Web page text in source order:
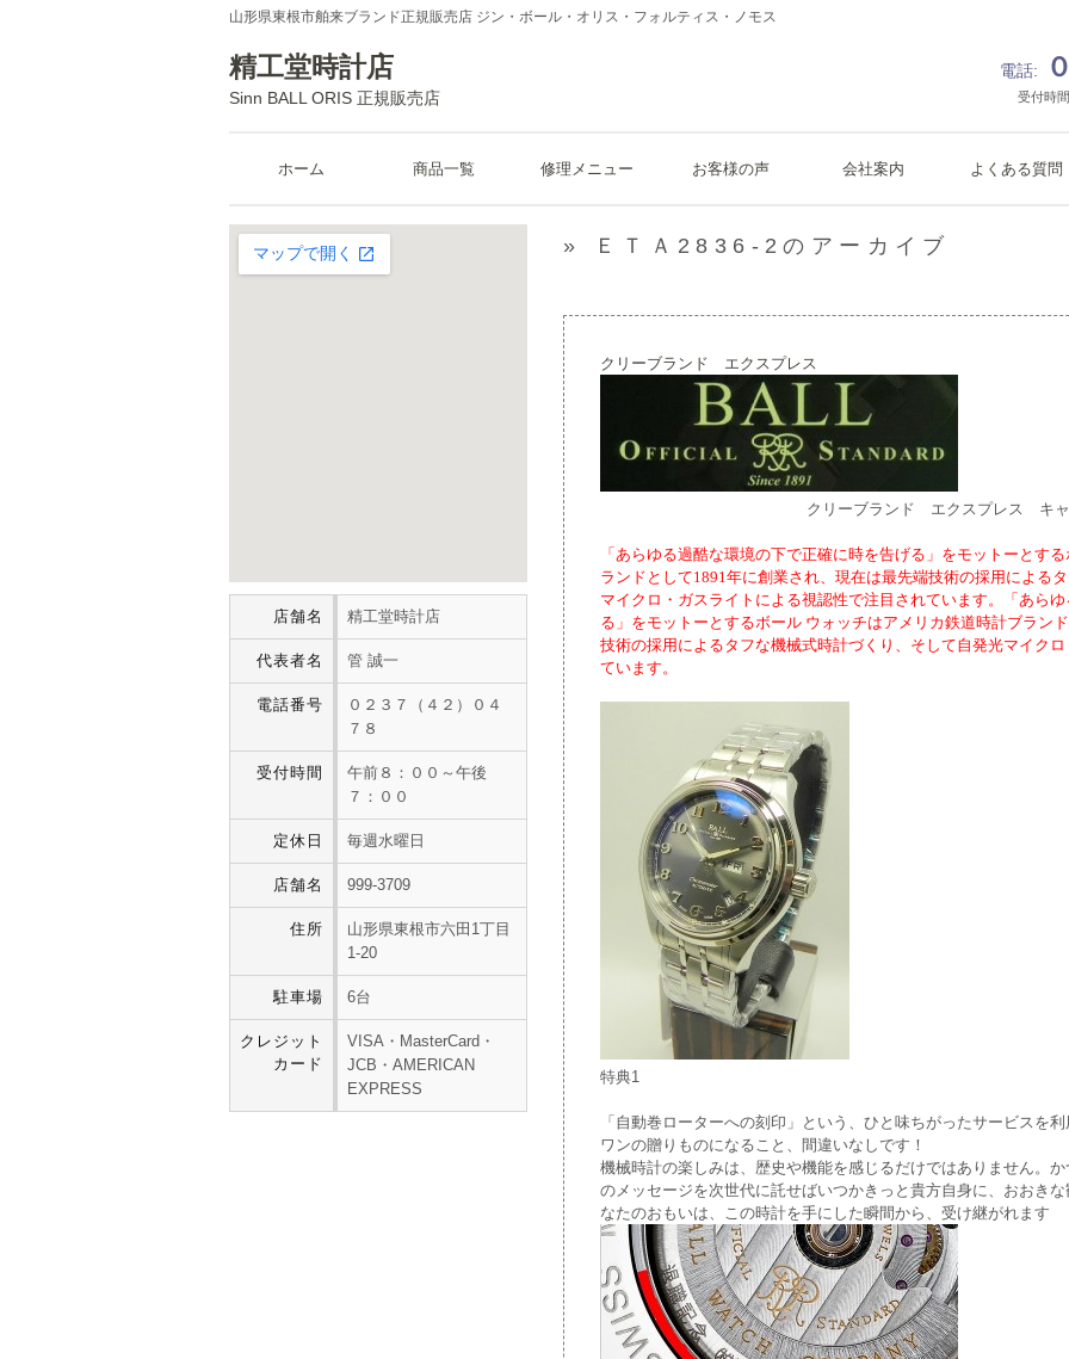
山形県東根市舶来ブランド正規販売店 ジン・ボール・オリス・フォルティス・ノモス
精工堂時計店
Sinn BALL ORIS 正規販売店
電話:
受付時
ホーム 商品一覧 修理メニュー お客様の声 会社案内 よくある質問
» ＥＴＡ2836-2のアーカイブ
クリーブランド エクスプレス
クリーブランド エクスプレス キャ
「あらゆる過酷な環境の下で正確に時を告げる」をモットーとす
ランドとして1891年に創業され、現在は最先端技術の採用による
マイクロ・ガスライトによる視認性で注目されています。「あら
る」をモットーとするボール ウォッチはアメリカ鉄道時計ブラン
技術の採用によるタフな機械式時計づくり、そして自発光マイク
ています。
特典1
「自動巻ローターへの刻印」 という、ひと味ちがったサービスを
ワンの贈りものになること、間違いなしです！
機械時計の楽しみは、歴史や機能を感じるだけではありません。
のメッセージを次世代に託せばいつかきっと貴方自身に、おおき
なたのおもいは、この時計を手にした瞬間から、受け継がれます
店舗名 精工堂時計店
代表者名 管 誠一
電話番号
０２３７（４２）０４
７８
受付時間
午前８：００～午後
７：００
定休日 毎週水曜日
店舗名 999-3709
住所
山形県東根市六田1丁目
1-20
駐車場 6台
クレジット
カード
VISA・MasterCard・
JCB・AMERICAN
EXPRESS